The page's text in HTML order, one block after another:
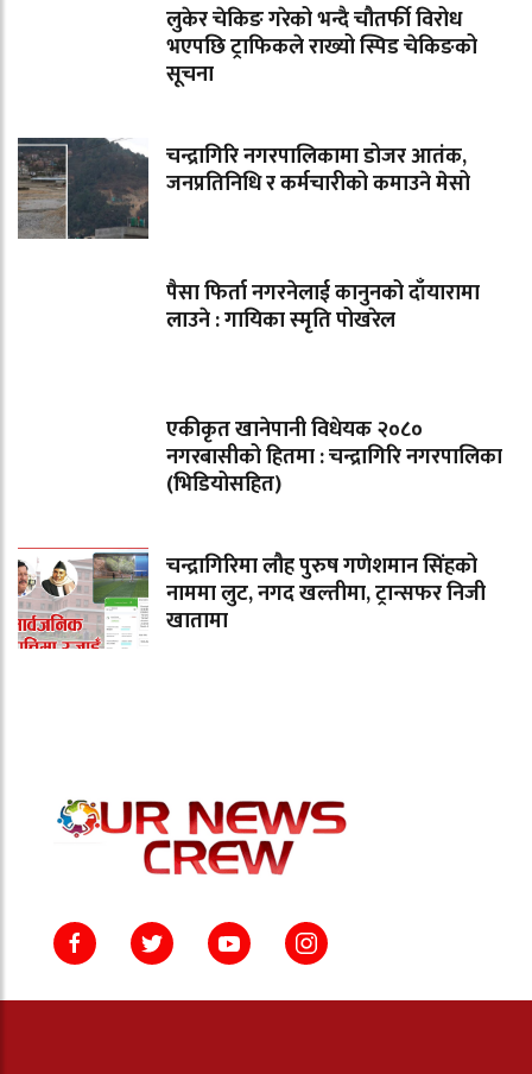
लुकेर चेकिङ गरेको भन्दै चौतर्फी विरोध
भएपछि ट्राफिकले राख्यो स्पिड चेकिङको
सूचना
चन्द्रागिरि नगरपालिकामा डोजर आतंक,
जनप्रतिनिधि र कर्मचारीको कमाउने मेसो
पैसा फिर्ता नगरनेलाई कानुनको दाँयारामा
लाउने : गायिका स्‍मृति पोखरेल
एकीकृत खानेपानी विधेयक २०८०
नगरबासीको हितमा : चन्द्रागिरि नगरपालिका
(भिडियोसहित)
चन्द्रागिरिमा लौह पुरुष गणेशमान सिंहको
नाममा लुट, नगद खल्तीमा, ट्रान्सफर निजी
खातामा